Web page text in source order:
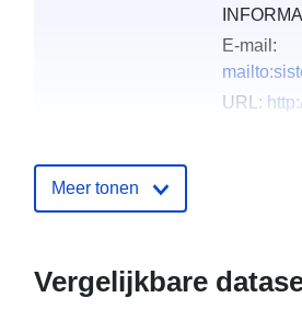
E-mail:
URL:
Ruimtelijk:
Meer tonen
Vergelijkbare